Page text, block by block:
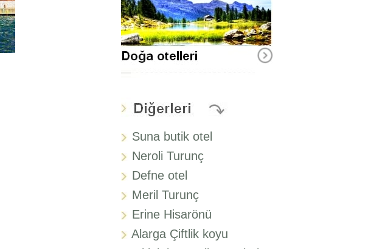
Suna butik otel
Neroli Turunç
Defne otel
Meril Turunç
Erine Hisarönü
Alarga Çiftlik koyu